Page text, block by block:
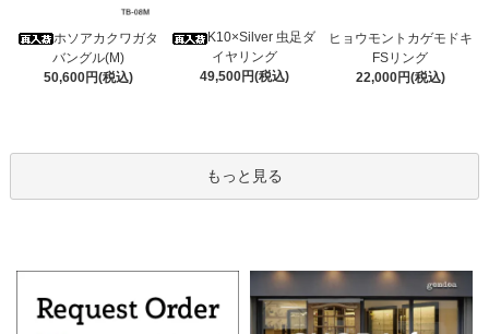
ホソアカクワガタ
バングル(M)
50,600円(税込)
K10×Silver 虫足ダ
イヤリング
49,500円(税込)
ヒョウモントカゲモドキ
FSリング
22,000円(税込)
もっと見る